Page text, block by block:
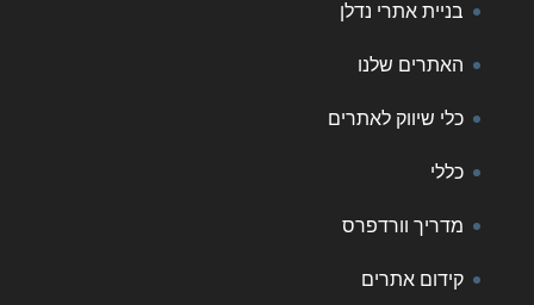
בניית אתרי נדלן
האתרים שלנו
כלי שיווק לאתרים
כללי
מדריך וורדפרס
קידום אתרים